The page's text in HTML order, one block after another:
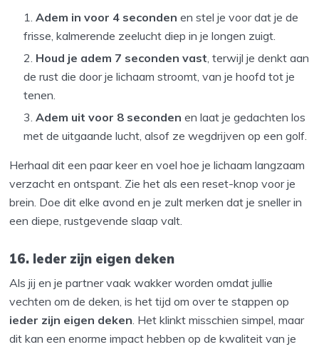
Adem in voor 4 seconden en stel je voor dat je de
frisse, kalmerende zeelucht diep in je longen zuigt.
Houd je adem 7 seconden vast, terwijl je denkt aan
de rust die door je lichaam stroomt, van je hoofd tot je
tenen.
Adem uit voor 8 seconden en laat je gedachten los
met de uitgaande lucht, alsof ze wegdrijven op een golf.
Herhaal dit een paar keer en voel hoe je lichaam langzaam
verzacht en ontspant. Zie het als een reset-knop voor je
brein. Doe dit elke avond en je zult merken dat je sneller in
een diepe, rustgevende slaap valt.
16. Ieder zijn eigen deken
Als jij en je partner vaak wakker worden omdat jullie
vechten om de deken, is het tijd om over te stappen op
ieder zijn eigen deken. Het klinkt misschien simpel, maar
dit kan een enorme impact hebben op de kwaliteit van je